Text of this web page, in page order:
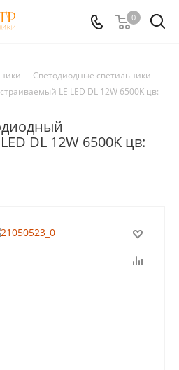
0
- Светодиодные светильники -
LE LED DL 12W 6500K цв:
DL 12W 6500K цв: